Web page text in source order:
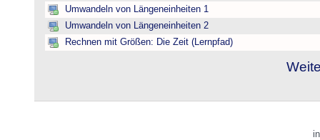
Umwandeln von Längeneinheiten 1
Umwandeln von Längeneinheiten 2
Rechnen mit Größen: Die Zeit (Lernpfad)